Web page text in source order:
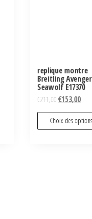
replique montre
Breitling Avenger
Seawolf E17370
€211,00€153,00
Choix des